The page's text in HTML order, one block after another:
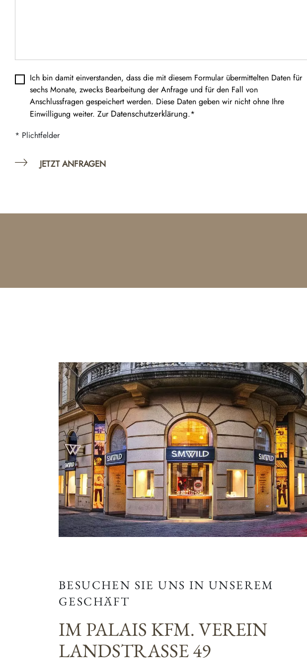
Datenschutz *
Ich bin damit einverstanden, dass die mit diesem Formular übermittelten Daten für
sechs Monate, zwecks Bearbeitung der Anfrage und für den Fall von
Anschlussfragen gespeichert werden. Diese Daten geben wir nicht ohne Ihre
Einwilligung weiter. Zur Datenschutzerklärung.*
* Plichtfelder
BESUCHEN SIE UNS IN UNSEREM
GESCHÄFT
IM PALAIS KFM. VEREIN
LANDSTRASSE 49